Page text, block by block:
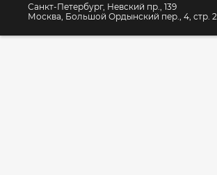
Санкт-Петербург, Невский пр., 139
Москва, Большой Ордынский пер., 4, стр. 2